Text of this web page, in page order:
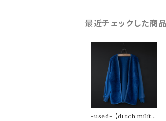
最近チェックした商品
-used- 【dutch milita